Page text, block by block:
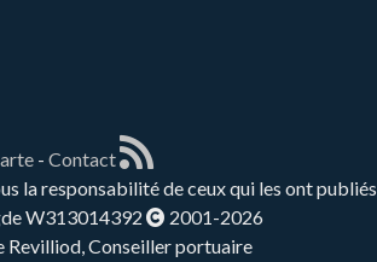
- Contact
la responsabilité de ceux qui les ont publiés
W313014392
2001-2026
Revilliod, Conseiller portuaire